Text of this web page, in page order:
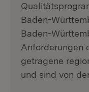
Baden-
Baden-
Anforderungen
getragene
und sind von